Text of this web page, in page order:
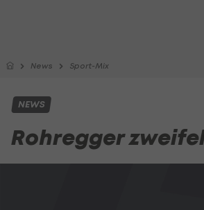
News Sport-Mix
NEWS
Rohregger